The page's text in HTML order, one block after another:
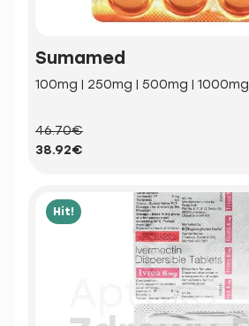
Sumamed
100mg | 250mg | 500mg | 1000mg
46.70€
38.92€
Hit!